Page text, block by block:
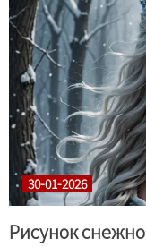
30-01-2026
Рисунок